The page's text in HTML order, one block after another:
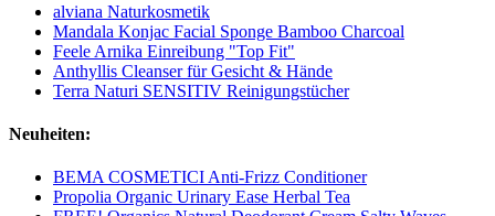
alviana Naturkosmetik
Mandala Konjac Facial Sponge Bamboo Charcoal
Feele Arnika Einreibung "Top Fit"
Anthyllis Cleanser für Gesicht & Hände
Terra Naturi SENSITIV Reinigungstücher
Neuheiten:
BEMA COSMETICI Anti-Frizz Conditioner
Propolia Organic Urinary Ease Herbal Tea